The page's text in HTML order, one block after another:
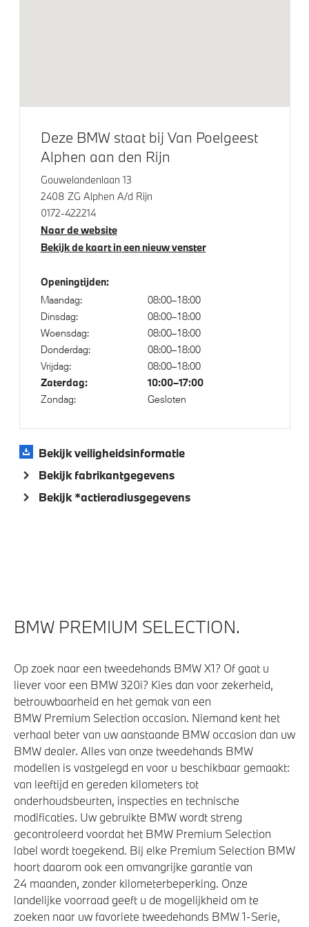
Veiligheid
Akoestische voetgangersbescherming
Passagiersairbag
Deze BMW staat bij Van Poelgeest
Alphen aan den Rijn
Gouwelandenlaan 13
2408 ZG Alphen A/d Rijn
0172-422214
Naar de website
Bekijk de kaart in een nieuw venster
Openingtijden:
Maandag:
08:00–18:00
Dinsdag:
08:00–18:00
Woensdag:
08:00–18:00
Donderdag:
08:00–18:00
Vrijdag:
08:00–18:00
Zaterdag: 10:00–17:00
Zondag: Gesloten
Bekijk veiligheidsinformatie
Bekijk fabrikantgegevens
Bekijk *actieradiusgegevens
BMW PREMIUM SELECTION.
Op zoek naar een tweedehands BMW X1? Of gaat u
liever voor een BMW 320i? Kies dan voor zekerheid,
betrouwbaarheid en het gemak van een
BMW Premium Selection occasion. Niemand kent het
verhaal beter van uw aanstaande BMW occasion dan uw
BMW dealer. Alles van onze tweedehands BMW
modellen is vastgelegd en voor u beschikbaar gemaakt:
van leeftijd en gereden kilometers tot
onderhoudsbeurten, inspecties en technische
modificaties. Uw gebruikte BMW wordt streng
gecontroleerd voordat het BMW Premium Selection
label wordt toegekend. Bij elke Premium Selection BMW
hoort daarom ook een omvangrijke garantie van
24 maanden, zonder kilometerbeperking. Onze
landelijke voorraad geeft u de mogelijkheid om te
zoeken naar uw favoriete tweedehands BMW 1-Serie,